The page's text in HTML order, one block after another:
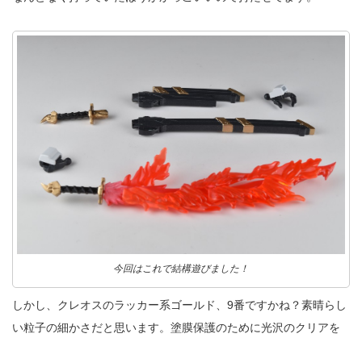
今回はこれで結構遊びました！
しかし、クレオスのラッカー系ゴールド、9番ですかね？素晴らし
い粒子の細かさだと思います。塗膜保護のために光沢のクリアを